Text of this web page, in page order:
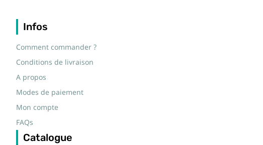
Infos
Comment commander ?
Conditions de livraison
A propos
Modes de paiement
Mon compte
FAQs
Catalogue